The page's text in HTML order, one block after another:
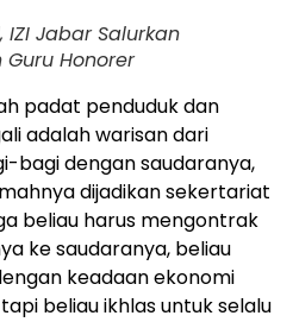
IZI Jabar Salurkan
Honorer
padat penduduk dan
adalah warisan dari
bagi dengan saudaranya,
dijadikan sekertariat
beliau harus mengontrak
ke saudaranya, beliau
keadaan ekonomi
beliau ikhlas untuk selalu